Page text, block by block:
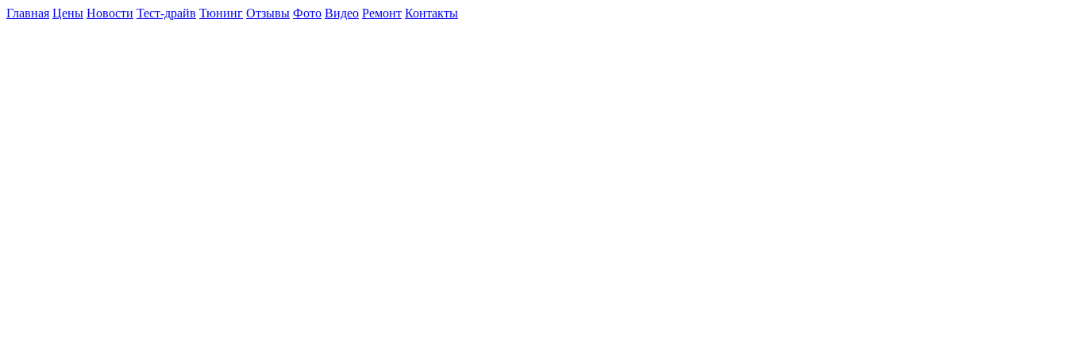
Главная Цены Новости Тест-драйв Тюнинг Отзывы Фото Видео Ремонт Контакты